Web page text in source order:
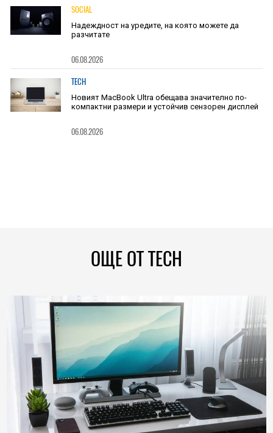
SOCIAL
Надеждност на уредите, на която можете да
разчитате
06.08.2026
TECH
Новият MacBook Ultra обещава значително по-
компактни размери и устойчив сензорен дисплей
06.08.2026
ОЩЕ ОТ TECH